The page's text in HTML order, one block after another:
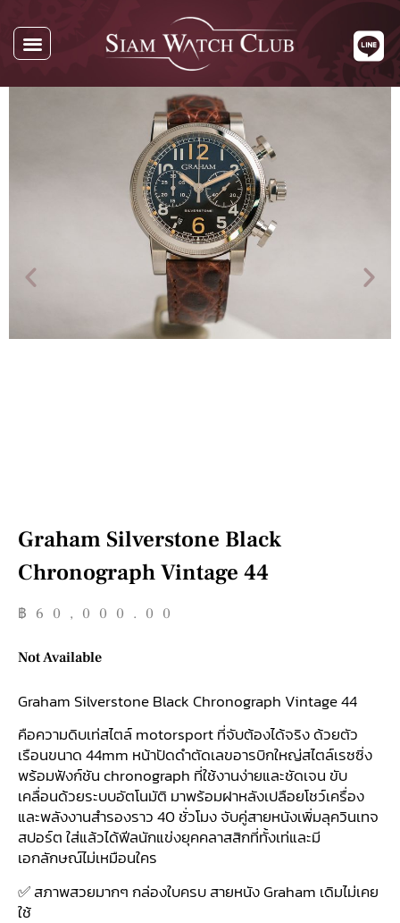
Graham Silverstone Black
Chronograph Vintage 44
฿ 60,000.00
Not Available
Graham Silverstone Black Chronograph Vintage 44
คือความดิบเท่สไตล์ motorsport ที่จับต้องได้จริง ด้วยตัว
เรือนขนาด 44mm หน้าปัดดำตัดเลขอารบิกใหญ่สไตล์เรซซิ่ง
พร้อมฟังก์ชัน chronograph ที่ใช้งานง่ายและชัดเจน ขับ
เคลื่อนด้วยระบบอัตโนมัติ มาพร้อมฝาหลังเปลือยโชว์เครื่อง
และพลังงานสำรองราว 40 ชั่วโมง จับคู่สายหนังเพิ่มลุควินเทจ
สปอร์ต ใส่แล้วได้ฟีลนักแข่งยุคคลาสสิกที่ทั้งเท่และมี
เอกลักษณ์ไม่เหมือนใคร
✅ สภาพสวยมากๆ กล่องใบครบ สายหนัง Graham เดิมไม่เคย
ใช้